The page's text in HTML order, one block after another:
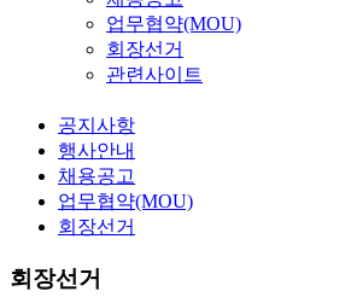
업무협약(MOU)
회장선거
관련사이트
공지사항
행사안내
채용공고
업무협약(MOU)
회장선거
회장선거